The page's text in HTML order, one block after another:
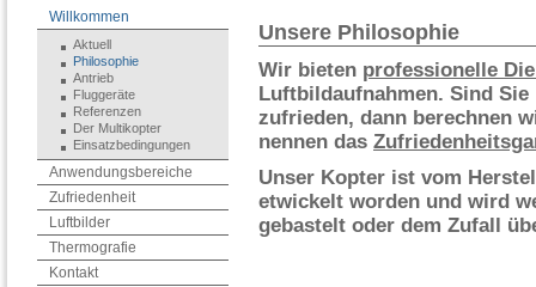
Willkommen
Aktuell
Philosophie
Antrieb
Fluggeräte
Referenzen
Der Multikopter
Einsatzbedingungen
Anwendungsbereiche
Zufriedenheit
Luftbilder
Thermografie
Kontakt
Unsere Philosophie
Wir bieten professionelle
Luftbildaufnahmen. Sind
zufrieden, dann berechnen
nennen das
Unser Kopter ist vom
etwickelt worden und wird
gebastelt oder dem Zufall